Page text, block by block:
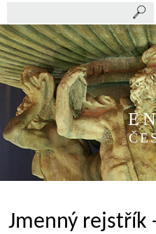
Jmenný rejstřík